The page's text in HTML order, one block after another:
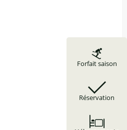
Forfait saison
Réservation